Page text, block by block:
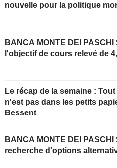
nouvelle pour la politique
BANCA MONTE DEI PASCHI
l'objectif de cours relevé de
Le récap de la semaine :
n'est pas dans les petits
Bessent
BANCA MONTE DEI PASCHI
recherche d'options